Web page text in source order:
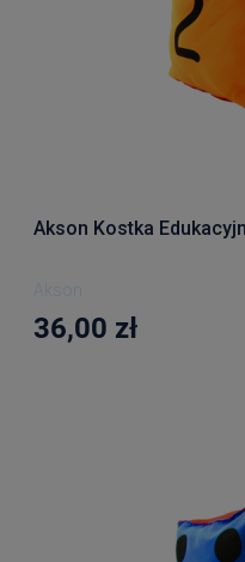
Akson Kostka
Akson
36,00 zł